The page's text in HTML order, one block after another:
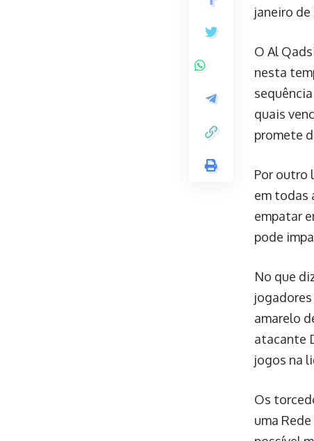
janeiro de
O Al
nesta
quais
promete
Por outro
em todas
empatar
pode
No que
amarelo
atacante
jogos na
Os
uma